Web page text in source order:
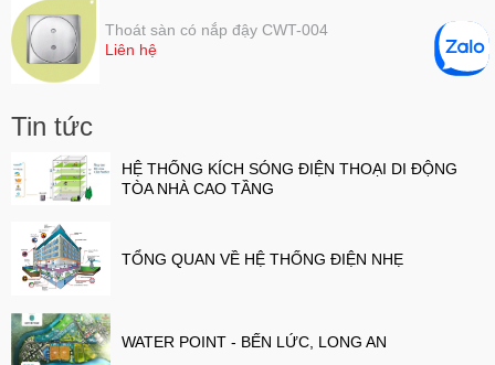
Thoát sàn có nắp đậy CWT-004
Liên hệ
Tin tức
HỆ THỐNG KÍCH SÓNG ĐIỆN THOẠI DI ĐỘNG
TÒA NHÀ CAO TẦNG
TỔNG QUAN VỀ HỆ THỐNG ĐIỆN NHẸ
WATER POINT - BẾN LỨC, LONG AN